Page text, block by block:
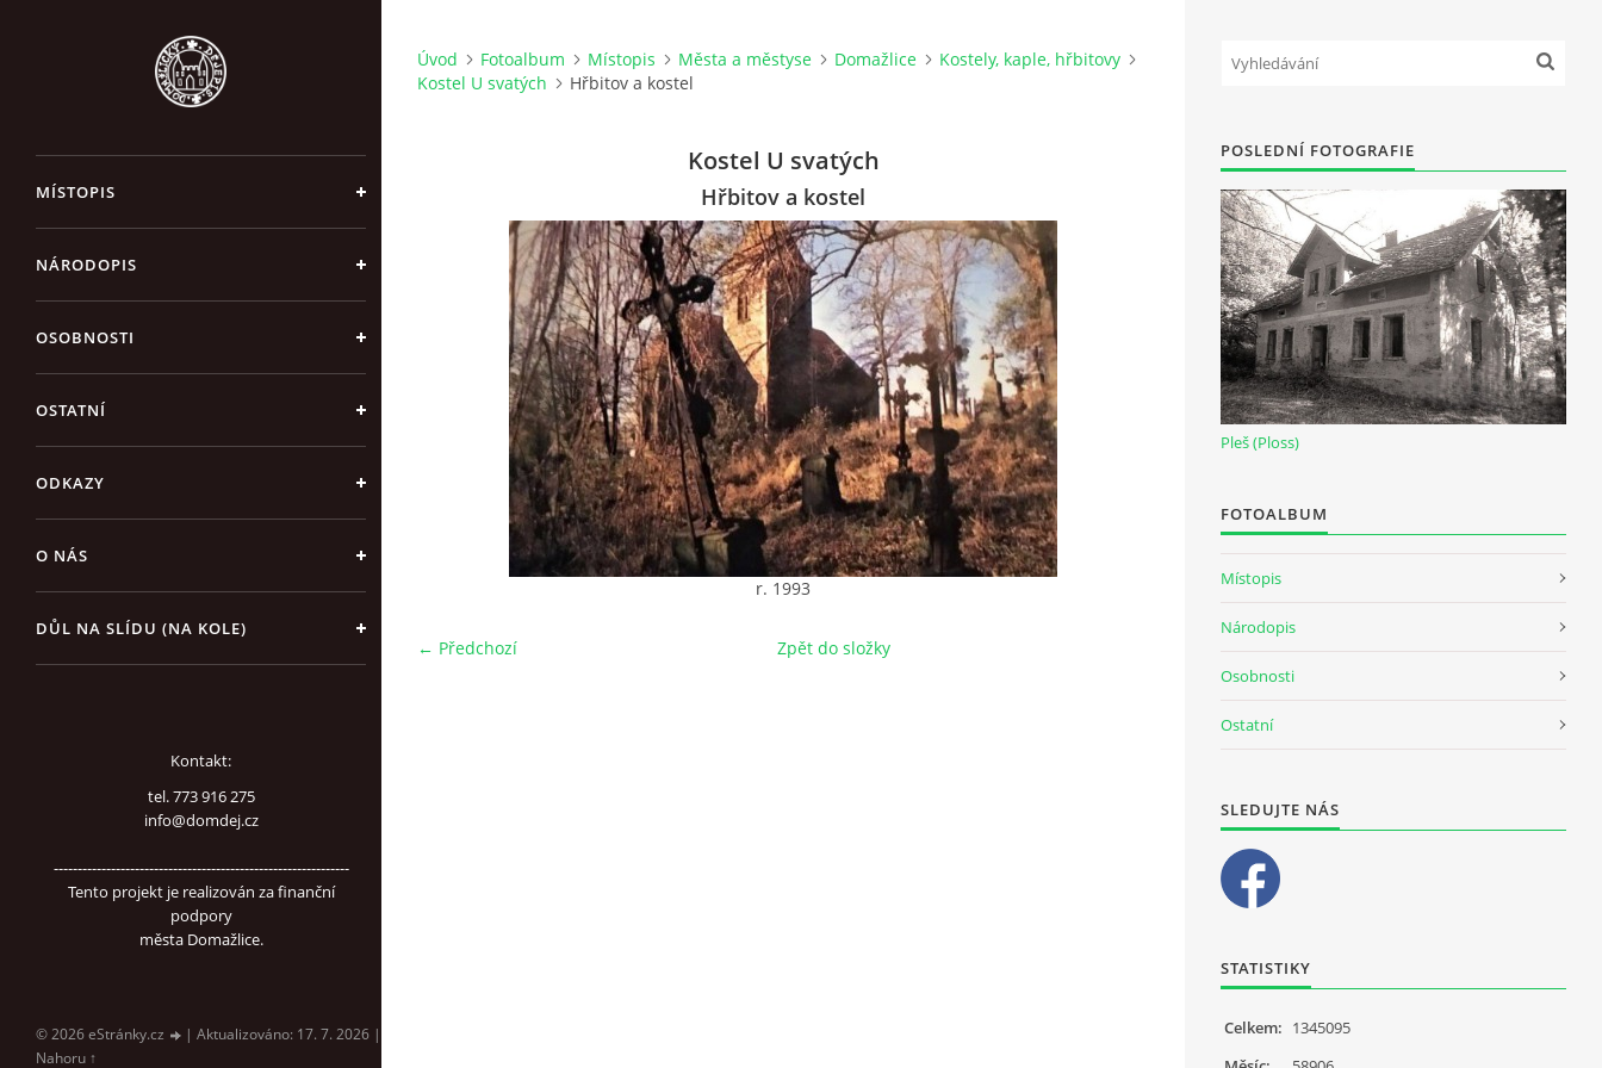
MÍSTOPIS
NÁRODOPIS
OSOBNOSTI
OSTATNÍ
ODKAZY
O NÁS
DŮL NA SLÍDU (NA KOLE)
Kontakt:
tel. 773 916 275
info@domdej.cz
--------------------------------------------------------------
Tento projekt je realizován za finanční
podpory
města Domažlice.
© 2026 eStránky.cz | Aktualizováno: 17. 7. 2026 |
Nahoru ↑
Úvod Fotoalbum Místopis Města a městyse Domažlice
Kostely, kaple, hřbitovy
Kostel U svatých
Hřbitov a kostel
Kostel U svatých
Hřbitov a kostel
r. 1993
← Předchozí Zpět do složky
POSLEDNÍ FOTOGRAFIE
Pleš (Ploss)
FOTOALBUM
Místopis
Národopis
Osobnosti
Ostatní
SLEDUJTE NÁS
STATISTIKY
Celkem: 1345095